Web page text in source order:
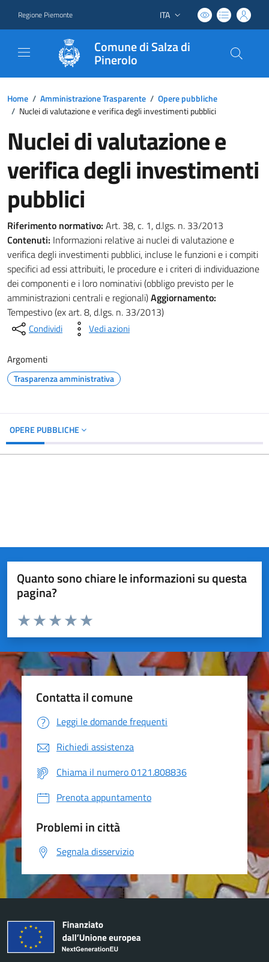
Regione Piemonte Lingua attiva:
ITA
Comune di Salza di
Pinerolo
Home / Amministrazione Trasparente / Opere pubbliche
/ Nuclei di valutazione e verifica degli investimenti pubblici
Nuclei di valutazione e
verifica degli investimenti
pubblici
Riferimento normativo: Art. 38, c. 1, d.lgs. n. 33/2013
Contenuti: Informazioni relative ai nuclei di valutazione e
verifica degli investimenti pubblici, incluse le funzioni e i compiti
specifici ad essi attribuiti, le procedure e i criteri di individuazione
dei componenti e i loro nominativi (obbligo previsto per le
amministrazioni centrali e regionali)Aggiornamento:
Tempestivo (ex art. 8, d.lgs. n. 33/2013)
Condividi Vedi azioni
Argomenti
Trasparenza amministrativa
OPERE PUBBLICHE
Quanto sono chiare le informazioni su questa
pagina?
Valuta da 1 a 5 stelle la pagina
Valuta 5 stelle su 5
Valuta 4 stelle su 5
Valuta 3 stelle su 5
Valuta 2 stelle su 5
Valuta 1 stelle su 5
Contatta il comune
Leggi le domande frequenti
Richiedi assistenza
Chiama il numero 0121.808836
Prenota appuntamento
Problemi in città
Segnala disservizio